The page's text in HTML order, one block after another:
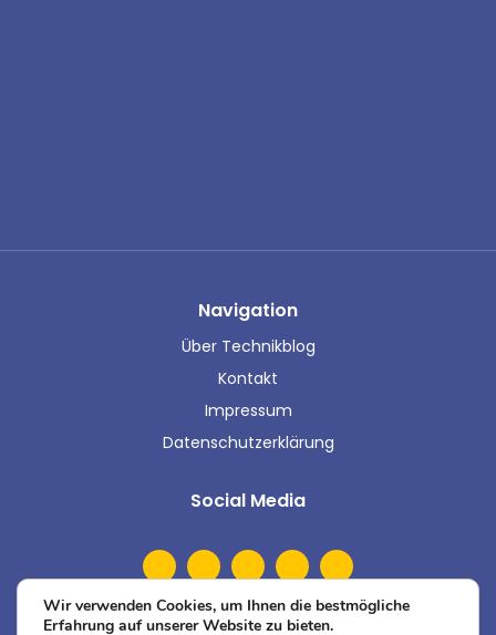
Navigation
Über Technikblog
Kontakt
Impressum
Datenschutzerklärung
Social Media
Wir verwenden Cookies, um Ihnen die bestmögliche
Erfahrung auf unserer Website zu bieten.